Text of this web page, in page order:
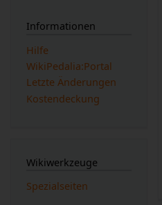
Informationen
Hilfe
WikiPedalia:Portal
Letzte Änderungen
Kostendeckung
Wikiwerkzeuge
Spezialseiten